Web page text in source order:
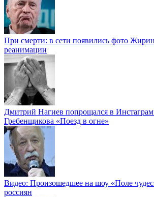
При смерти: в сети появились фото
реанимации
Дмитрий Нагиев попрощался в
Гребенщикова «Поезд в огне»
Видео: Произошедшее на шоу «Поле
россиян